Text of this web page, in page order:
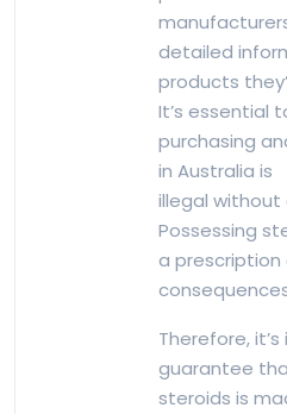
detailed
products
It’s essential
purchasing
in Australia is
illegal without
Possessing
a prescription
Therefore,
guarantee
steroids is